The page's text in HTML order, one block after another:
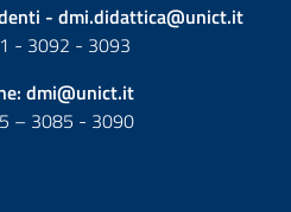
- dmi.didattica@unict.it
- 3092 - 3093
dmi@unict.it
– 3085 - 3090